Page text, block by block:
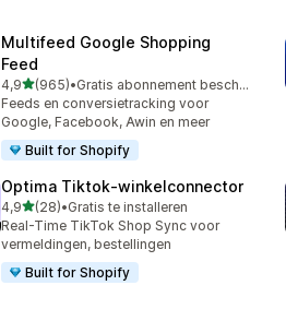
Multifeed Google Shopping
Feed
4,9van 5 sterren
(965)
965 recensies in totaal
•
Gratis abonnement beschikbaar
Feeds en conversietracking voor
Google, Facebook, Awin en meer
Built for Shopify
Optima Tiktok‑winkelconnector
4,9van 5 sterren
(28)
28 recensies in totaal
•Gratis te installeren
Real-Time TikTok Shop Sync voor
vermeldingen, bestellingen
Built for Shopify